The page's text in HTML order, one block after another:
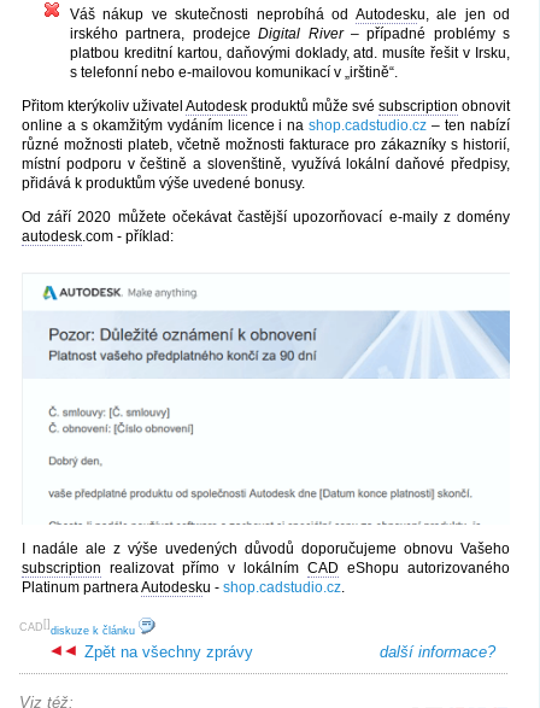
Váš nákup ve skutečnosti neprobíhá od Autodesku, ale jen od
irského partnera, prodejceDigital River– případné problémy s
platbou kreditní kartou, daňovými doklady, atd. musíte řešit v Irsku,
s telefonní nebo e-mailovou komunikací v „irštině“.
Přitom kterýkoliv uživatel Autodesk produktů může své subscription obnovit
online a s okamžitým vydáním licence i nashop.cadstudio.cz – ten nabízí
různé možnosti plateb, včetně možnosti fakturace pro zákazníky s historií,
místní podporu v češtině a slovenštině, využívá lokální daňové předpisy,
přidává k produktům výše uvedené bonusy.
Od září 2020 můžete očekávat častější upozorňovací e-maily z domény
autodesk.com - příklad:
I nadále ale z výše uvedených důvodů doporučujeme obnovu Vašeho
subscription realizovat přímo v lokálním CAD eShopu autorizovaného
Platinum partnera Autodesku - shop.cadstudio.cz
[
CAD ]
diskuze k článku
další informace?
Zpět na všechny zprávy
Viz též: